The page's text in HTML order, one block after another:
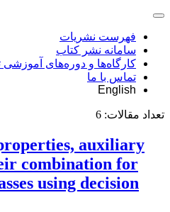
فهرست نشریات
سامانه نشر کتاب
کارگاه‌ها و دوره‌های
تماس با ما
English
تعداد مقالات: 6
auxiliary
combination for
using decision